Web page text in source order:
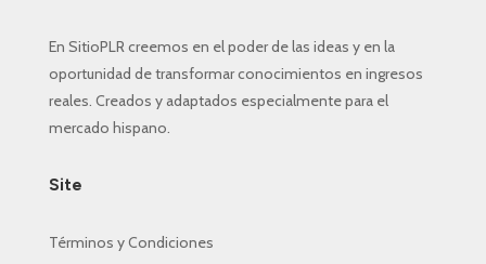
En SitioPLR creemos en el poder de las ideas y en la
oportunidad de transformar conocimientos en ingresos
reales. Creados y adaptados especialmente para el
mercado hispano.
Site
Términos y Condiciones